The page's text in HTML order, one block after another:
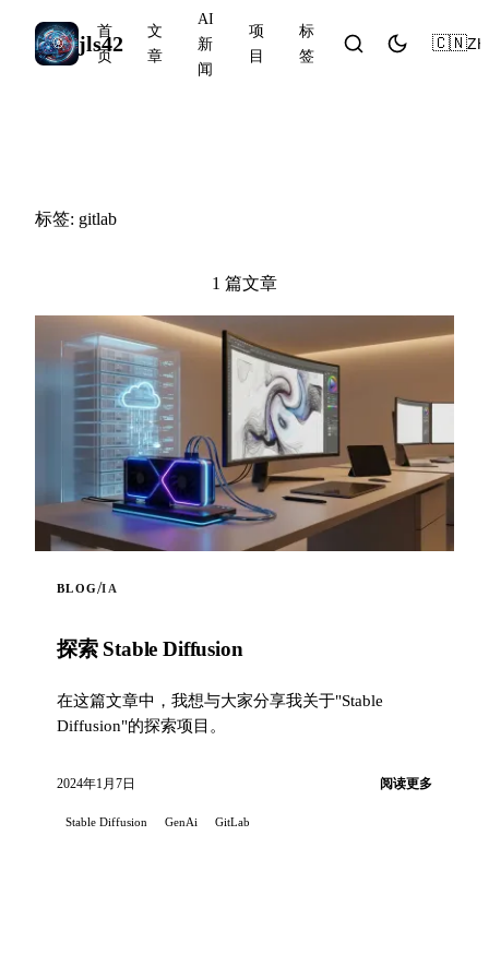
jls42
首
页
文
章
AI
新
闻
项
目
标
签
🇨🇳ZH
标签: gitlab
1 篇文章
BLOG/IA
探索 Stable Diffusion
在这篇文章中，我想与大家分享我关于"Stable
Diffusion"的探索项目。
2024年1月7日 阅读更多
Stable Diffusion GenAi GitLab